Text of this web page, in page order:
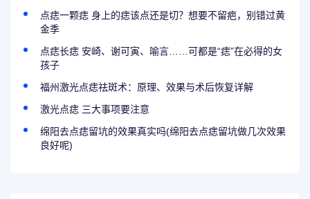
点痣一颗痣 身上的痣该点还是切？想要不留疤，别错过黄
金季
点痣长痣 安崎、谢可寅、喻言……可都是“痣”在必得的女
孩子
福州激光点痣祛斑术：原理、效果与术后恢复详解
激光点痣 三大事项要注意
绵阳去点痣留坑的效果真实吗(绵阳去点痣留坑做几次效果
良好呢)